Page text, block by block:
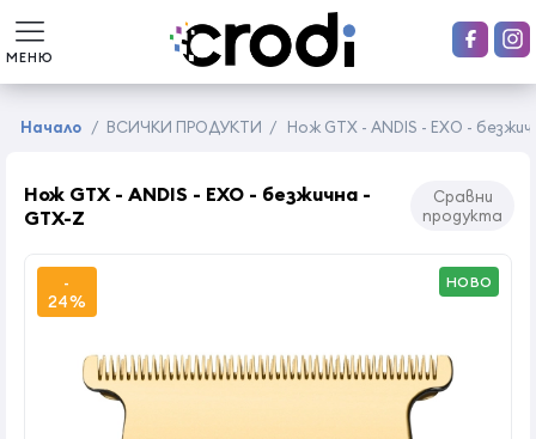
МЕНЮ
Начало / ВСИЧКИ ПРОДУКТИ / Нож GTX - ANDIS - EXO -
Нож GTX - ANDIS - EXO - безжична -
GTX-Z
Сравни
продукта
-
24%
НОВО